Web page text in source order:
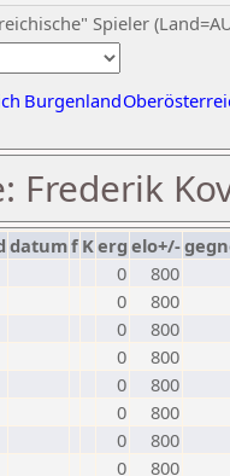
Spieler
Burgenland
Frederik
datumf Kerg elo+/-
0
800
0
800
0
800
0
800
0
800
0
800
0
800
0
800